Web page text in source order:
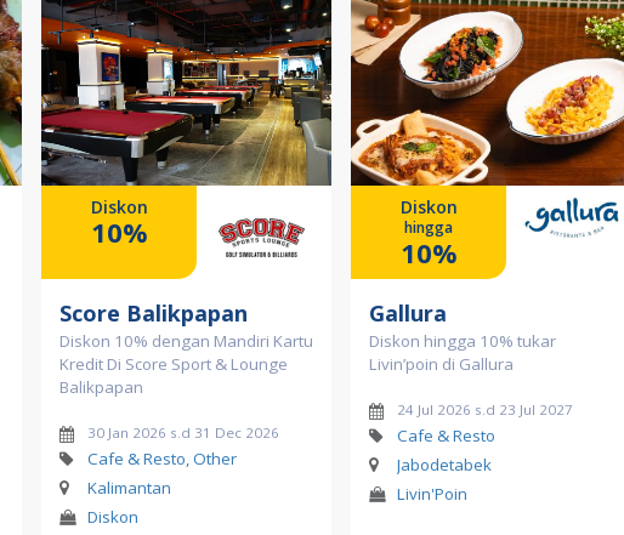
Diskon
10%
Score Balikpapan
Diskon 10% dengan Mandiri Kartu
Kredit Di Score Sport & Lounge
Balikpapan
30 Jan 2026 s.d 31 Dec 2026
Cafe & Resto, Other
Kalimantan
Diskon
Diskon
hingga
10%
Gallura
Diskon hingga 10% tukar
Livin’poin di Gallura
24 Jul 2026 s.d 23 Jul 2027
Cafe & Resto
Jabodetabek
Livin'Poin